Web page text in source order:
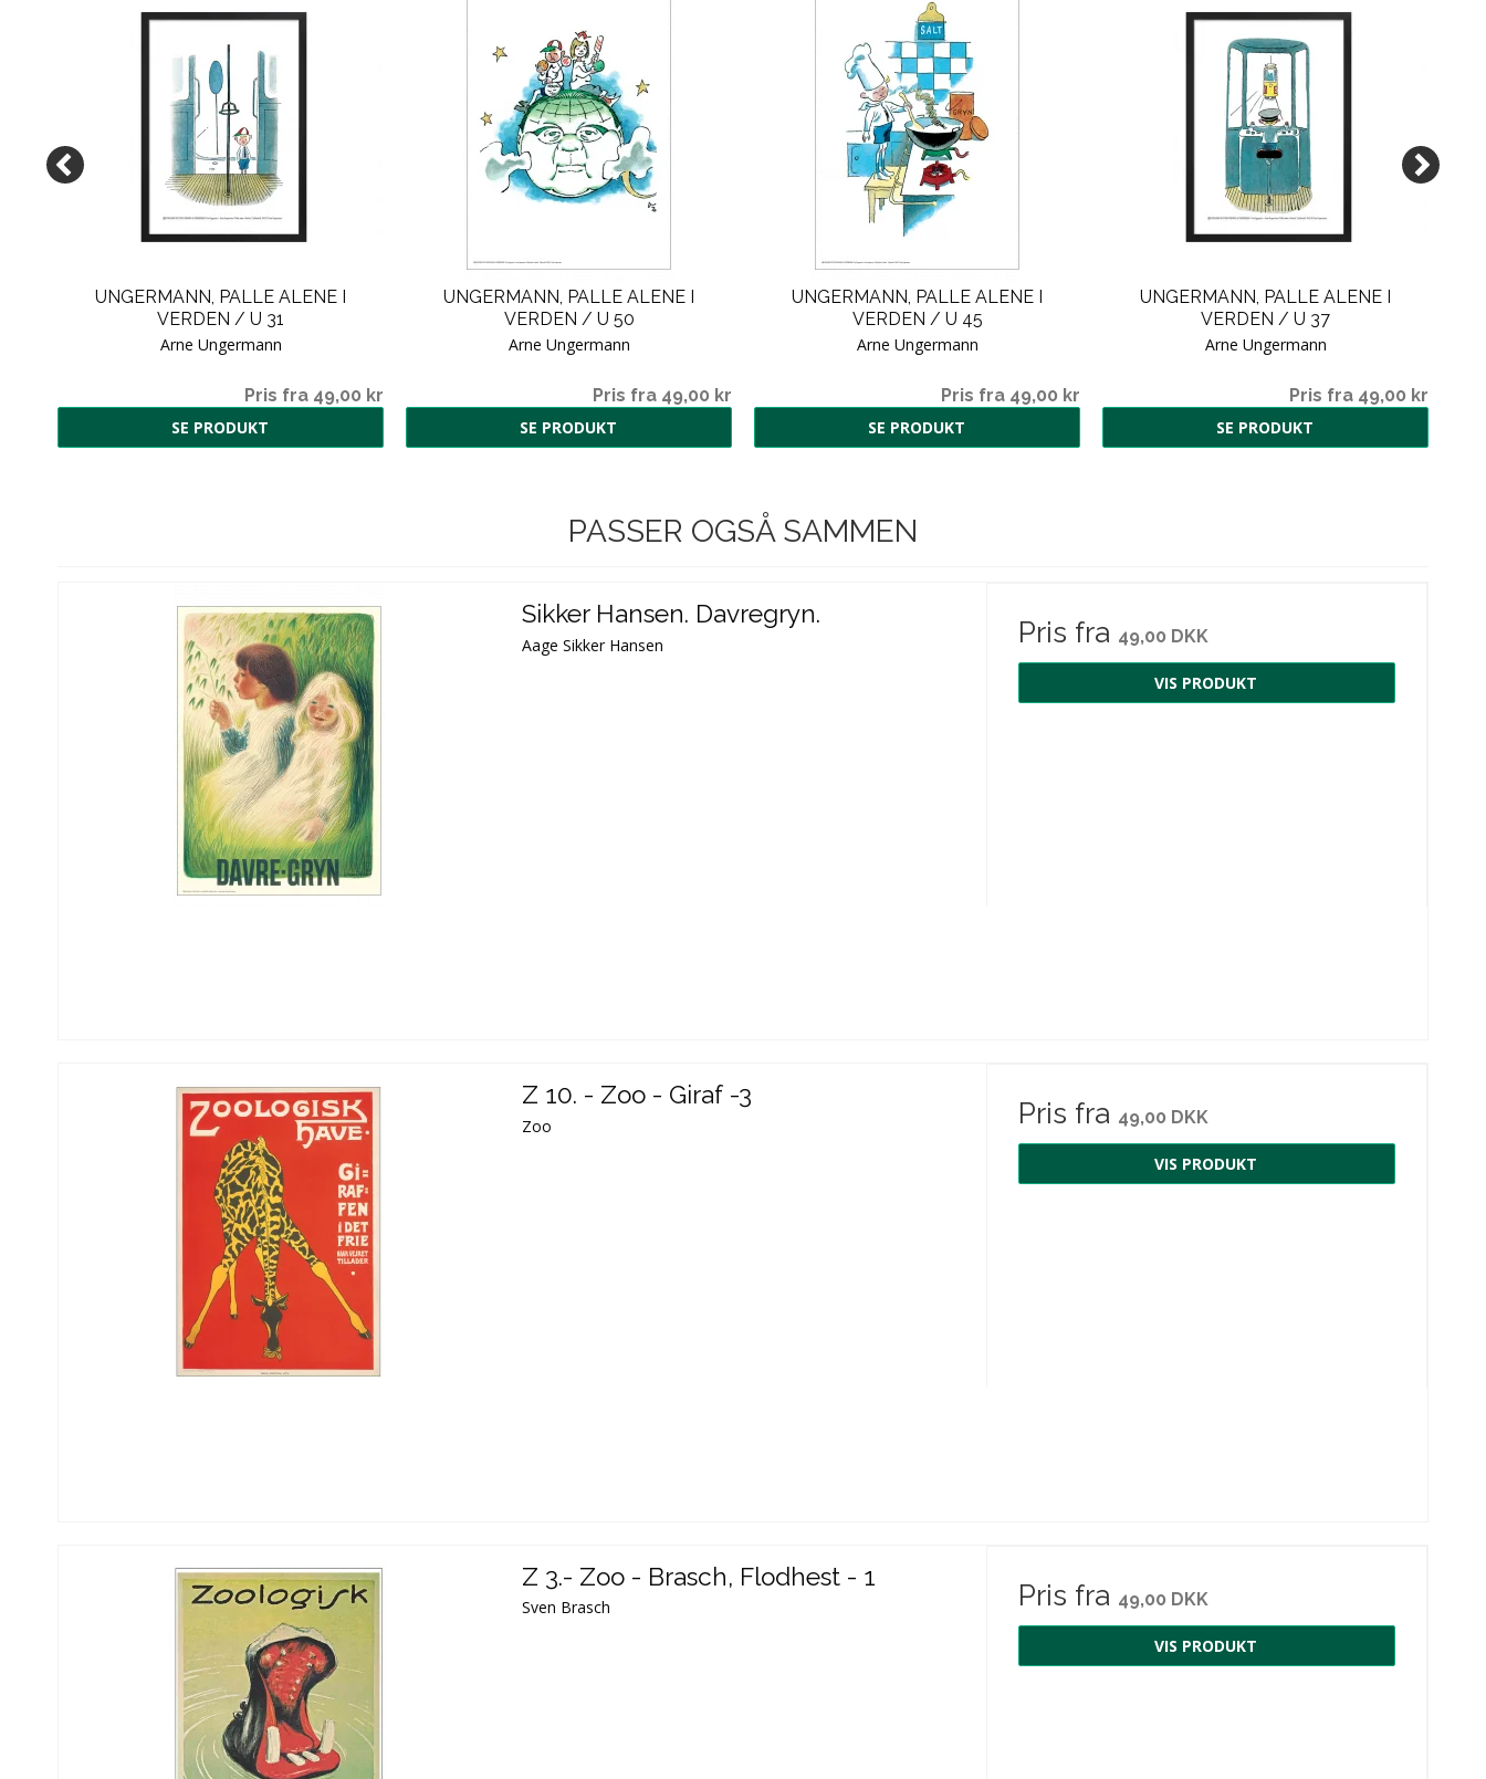
UNGERMANN, PALLE ALENE I
VERDEN / U 31
Arne Ungermann
Pris fra 49,00 kr
SE PRODUKT
UNGERMANN, PALLE ALENE I
VERDEN / U 50
Arne Ungermann
Pris fra 49,00 kr
SE PRODUKT
UNGERMANN, PALLE ALENE I
VERDEN / U 45
Arne Ungermann
Pris fra 49,00 kr
SE PRODUKT
UNGERMANN, PALLE ALENE I
VERDEN / U 37
Arne Ungermann
Pris fra 49,00 kr
SE PRODUKT
PASSER OGSÅ SAMMEN
Sikker Hansen. Davregryn.
Aage Sikker Hansen Pris fra 49,00 DKK
VIS PRODUKT
Z 10. - Zoo - Giraf -3
Zoo Pris fra 49,00 DKK
VIS PRODUKT
Z 3.- Zoo - Brasch, Flodhest - 1
Sven Brasch Pris fra 49,00 DKK
VIS PRODUKT